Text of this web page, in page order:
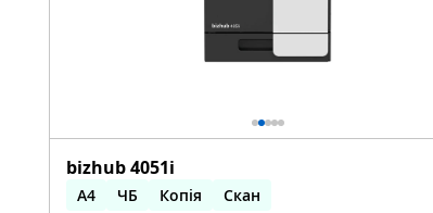
bizhub 4051i
A4 ЧБ Копія
Скан